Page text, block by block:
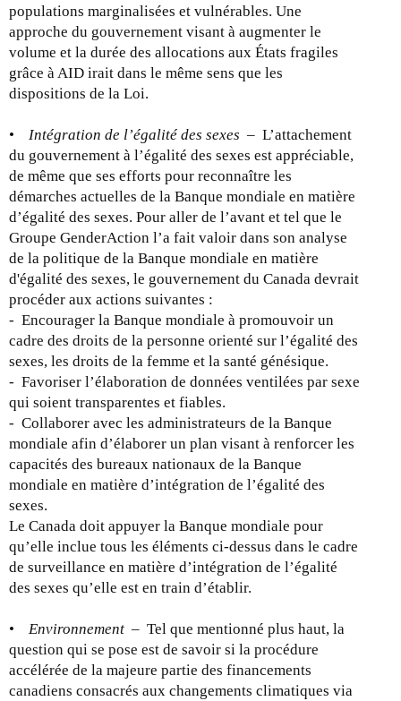
populations marginalisées et vulnérables. Une
approche du gouvernement visant à augmenter le
volume et la durée des allocations aux États fragiles
grâce à AID irait dans le même sens que les
dispositions de la Loi.
• Intégration de l’égalité des sexes – L’attachement
du gouvernement à l’égalité des sexes est appréciable,
de même que ses efforts pour reconnaître les
démarches actuelles de la Banque mondiale en matière
d’égalité des sexes. Pour aller de l’avant et tel que le
Groupe GenderAction l’a fait valoir dans son analyse
de la politique de la Banque mondiale en matière
d'égalité des sexes, le gouvernement du Canada devrait
procéder aux actions suivantes :
- Encourager la Banque mondiale à promouvoir un
cadre des droits de la personne orienté sur l’égalité des
sexes, les droits de la femme et la santé génésique.
- Favoriser l’élaboration de données ventilées par sexe
qui soient transparentes et fiables.
- Collaborer avec les administrateurs de la Banque
mondiale afin d’élaborer un plan visant à renforcer les
capacités des bureaux nationaux de la Banque
mondiale en matière d’intégration de l’égalité des
sexes.
Le Canada doit appuyer la Banque mondiale pour
qu’elle inclue tous les éléments ci-dessus dans le cadre
de surveillance en matière d’intégration de l’égalité
des sexes qu’elle est en train d’établir.
• Environnement – Tel que mentionné plus haut, la
question qui se pose est de savoir si la procédure
accélérée de la majeure partie des financements
canadiens consacrés aux changements climatiques via